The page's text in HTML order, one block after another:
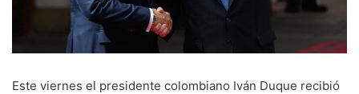
Este viernes el presidente colombiano Iván Duque recibió